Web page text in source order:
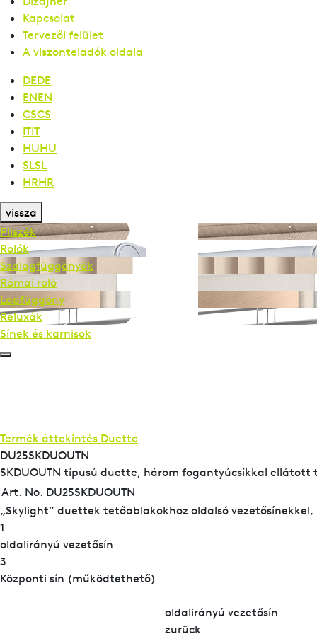
Kapcsolat
Tervezői felület
A viszonteladók oldala
DEDE
ENEN
CSCS
ITIT
HUHU
SLSL
HRHR
vissza
Pliszék
Rolók
Szalag­függönyök
Római roló
Lapfüggöny
Reluxák
Sínek és karnisok
Termék áttekintés Duette
DU25SKDUOUTN
SKDUOUTN típusú duette, három fogantyúcsíkkal ellátott
Art. No. DU25SKDUOUTN
„Skylight” duettek tetőablakokhoz oldalsó
1
oldalirányú vezetősín
3
Központi sín (működtethető)
oldalirányú vezetősín
zurück